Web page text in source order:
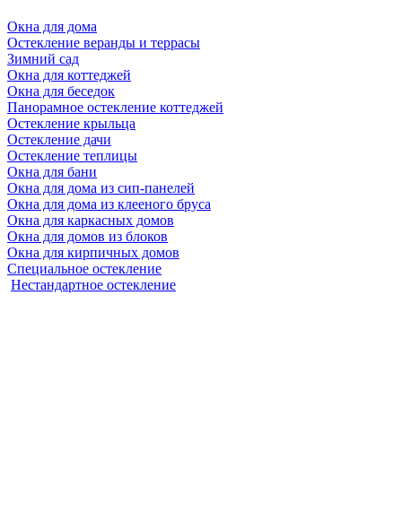
Окна для дома
Остекление веранды и террасы
Зимний сад
Окна для коттеджей
Окна для беседок
Панорамное остекление коттеджей
Остекление крыльца
Остекление дачи
Остекление теплицы
Окна для бани
Окна для дома из сип-панелей
Окна для дома из клееного бруса
Окна для каркасных домов
Окна для домов из блоков
Окна для кирпичных домов
Специальное остекление
Нестандартное остекление